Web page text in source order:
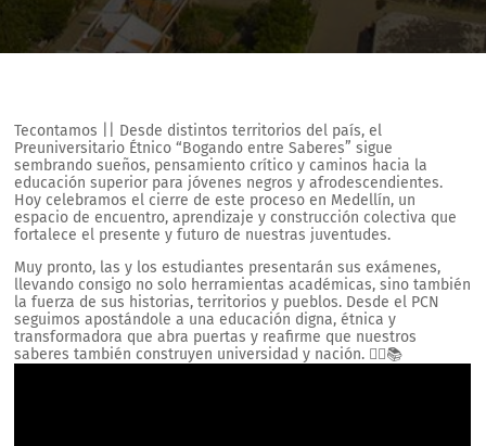
Tecontamos || Desde distintos territorios del país, el
Preuniversitario Étnico “Bogando entre Saberes” sigue
sembrando sueños, pensamiento crítico y caminos hacia la
educación superior para jóvenes negros y afrodescendientes.
Hoy celebramos el cierre de este proceso en Medellín, un
espacio de encuentro, aprendizaje y construcción colectiva que
fortalece el presente y futuro de nuestras juventudes.
Muy pronto, las y los estudiantes presentarán sus exámenes,
llevando consigo no solo herramientas académicas, sino también
la fuerza de sus historias, territorios y pueblos. Desde el PCN
seguimos apostándole a una educación digna, étnica y
transformadora que abra puertas y reafirme que nuestros
saberes también construyen universidad y nación. ✊🏾📚